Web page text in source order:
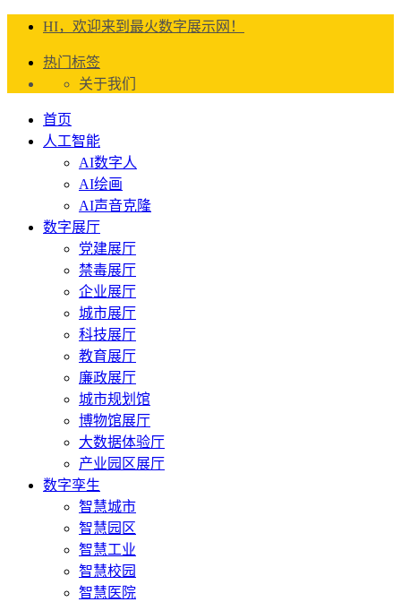
HI，欢迎来到最火数字展示网！
热门标签
关于我们
首页
人工智能
AI数字人
AI绘画
AI声音克隆
数字展厅
党建展厅
禁毒展厅
企业展厅
城市展厅
科技展厅
教育展厅
廉政展厅
城市规划馆
博物馆展厅
大数据体验厅
产业园区展厅
数字孪生
智慧城市
智慧园区
智慧工业
智慧校园
智慧医院